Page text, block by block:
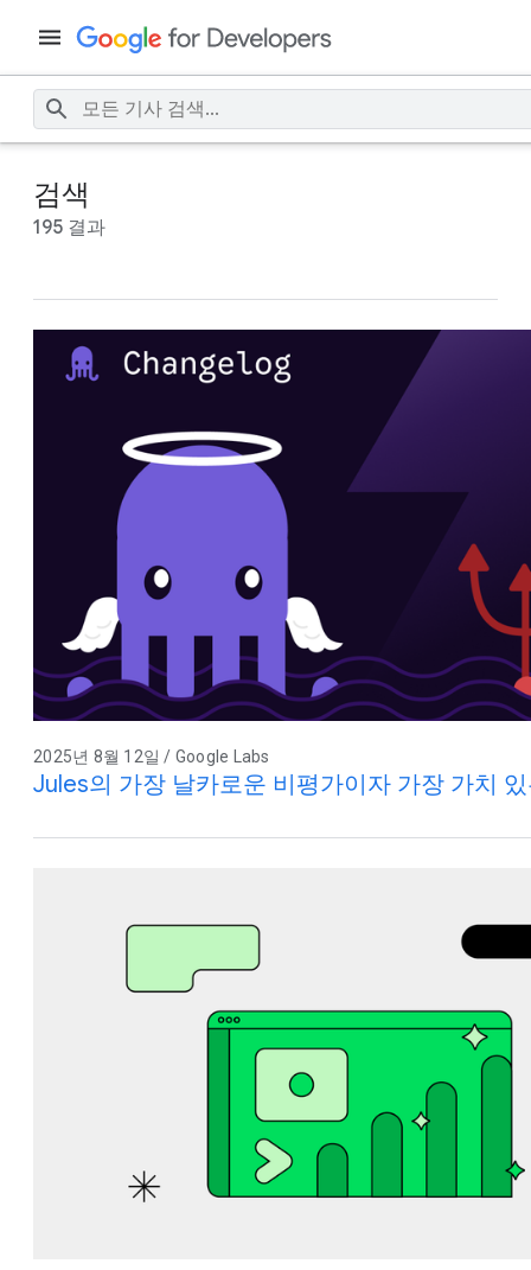
검색
195 결과
2025년 8월 12일 / Google Labs
Jules의 가장 날카로운 비평가이자 가장 가치